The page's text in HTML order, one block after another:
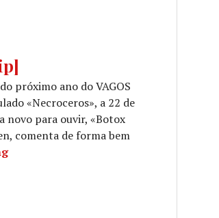
próximo ano do VAGOS
«Necroceros», a 22 de
novo para ouvir, «Botox
comenta de forma bem
ASPHYX: «Botox Implosion» [vídeo-clip]